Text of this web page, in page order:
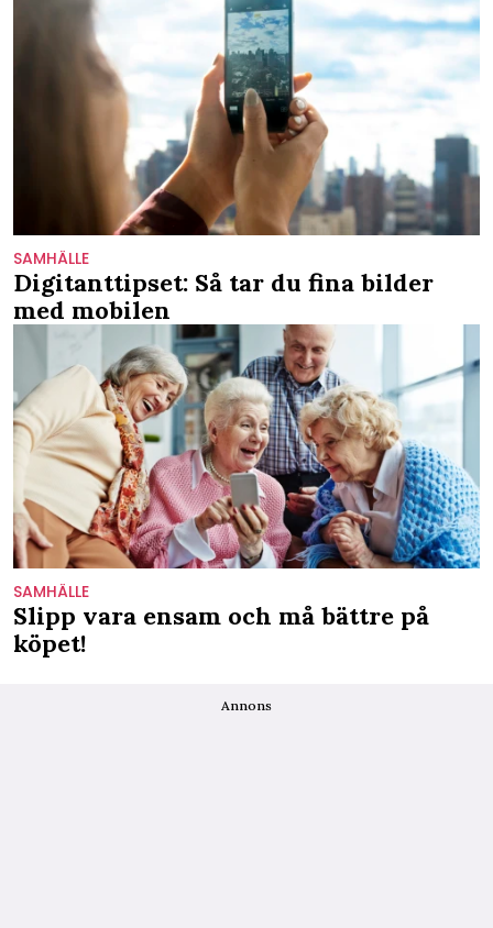
SAMHÄLLE
Digitanttipset: Så tar du fina bilder
med mobilen
SAMHÄLLE
Slipp vara ensam och må bättre på
köpet!
Annons